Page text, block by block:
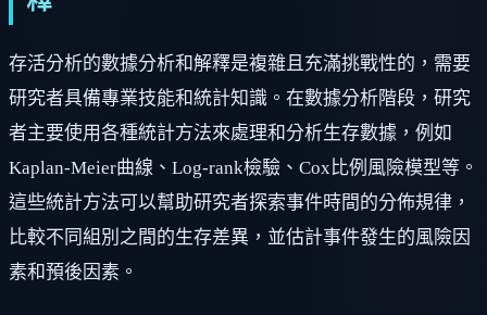
存活分析的數據分析和解釋是複雜且充滿挑戰性的，需要
研究者具備專業技能和統計知識。在數據分析階段，研究
者主要使用各種統計方法來處理和分析生存數據，例如
Kaplan-Meier曲線、Log-rank檢驗、Cox比例風險模型等。
這些統計方法可以幫助研究者探索事件時間的分佈規律，
比較不同組別之間的生存差異，並估計事件發生的風險因
素和預後因素。